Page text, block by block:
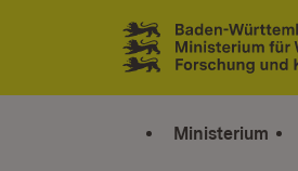
Zum Inhalt springen
Link zur Startseite
Ministerium